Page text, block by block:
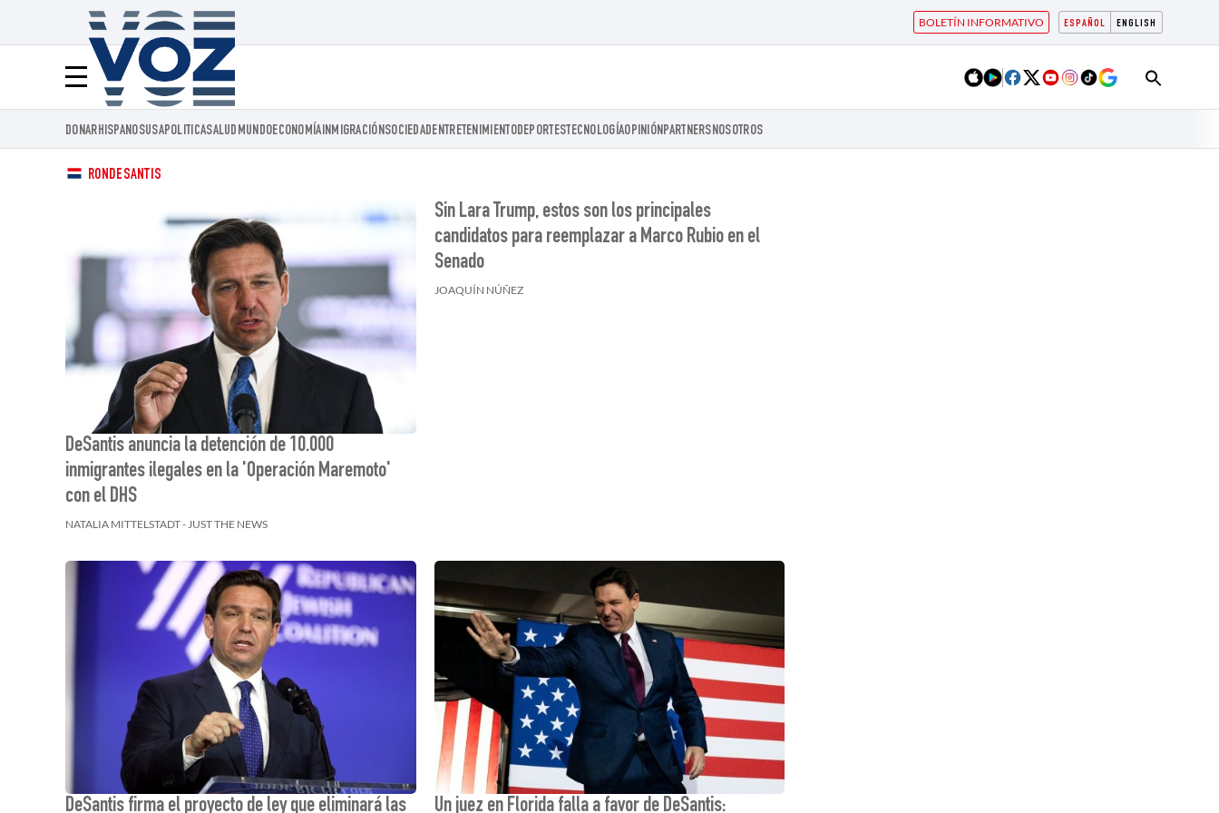
ESPAÑOL ENGLISH
BOLETÍN INFORMATIVO
Menú
Voz.us
DONARHISPANOSUSAPOLITICASALUD MUNDOECONOMÍAINMIGRACIÓNSOCIEDADENTRETENIMIENTODEPORTESTECNOLOGÍAOPINIÓNPARTNERSNOSOTROS
RONDESANTIS
DeSantis anuncia la detención de 10.000
inmigrantes ilegales en la 'Operación Maremoto'
con el DHS
NATALIA MITTELSTADT - JUST THE NEWS
Sin Lara Trump, estos son los principales
candidatos para reemplazar a Marco Rubio en el
Senado
JOAQUÍN NÚÑEZ
DeSantis firma el proyecto de ley que eliminará las
Un juez en Florida falla a favor de DeSantis: